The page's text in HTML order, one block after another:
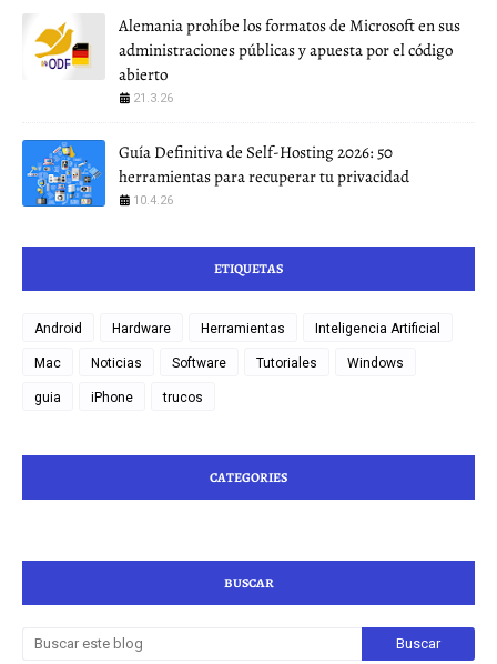
Alemania prohíbe los formatos de Microsoft en sus
administraciones públicas y apuesta por el código
abierto
21.3.26
Guía Definitiva de Self-Hosting 2026: 50
herramientas para recuperar tu privacidad
10.4.26
ETIQUETAS
Android Hardware Herramientas Inteligencia Artificial
Mac Noticias Software Tutoriales Windows
guia iPhone trucos
CATEGORIES
BUSCAR